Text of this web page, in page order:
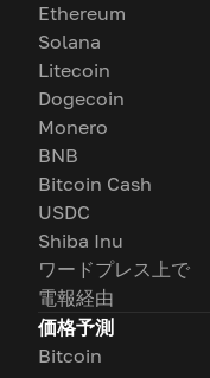
Ethereum
Solana
Litecoin
Dogecoin
Monero
BNB
Bitcoin Cash
USDC
Shiba Inu
ワードプレス上で
電報経由
価格予測
Bitcoin